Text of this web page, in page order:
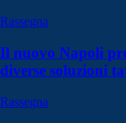
Rassegna
Il nuovo Napoli
diverse soluzioni
Rassegna